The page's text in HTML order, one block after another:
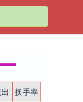
换手率